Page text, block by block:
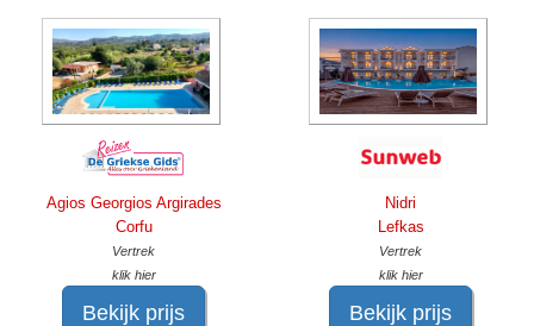
Agios Georgios Argirades
Corfu
Vertrek
klik hier
Bekijk prijs
Nidri
Lefkas
Vertrek
klik hier
Bekijk prijs